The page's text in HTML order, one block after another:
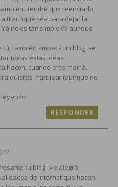
tendré que reenviarlo
ti aunque sea para dejar la
no es tan simple 😉 aunque
tú, también empecé un blog, se
todas estas ideas
hacen, cuando eres mamá.
quieres marujear (aunque no
leyendo
RESPONDER
tu blog! Me alegro
de internet que hacen